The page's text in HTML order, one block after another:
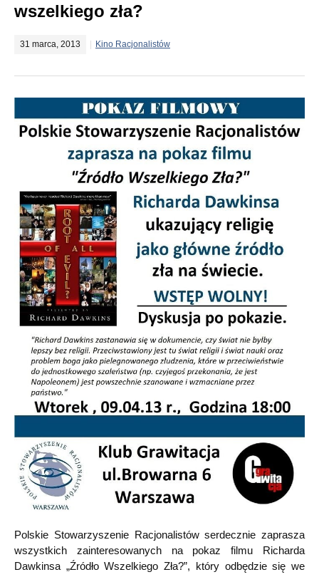
wszelkiego zła?
31 marca, 2013 Kino Racjonalistów
Polskie Stowarzyszenie Racjonalistów serdecznie zaprasza
wszystkich zainteresowanych na pokaz filmu Richarda
Dawkinsa „Źródło Wszelkiego Zła?”, który odbędzie się we